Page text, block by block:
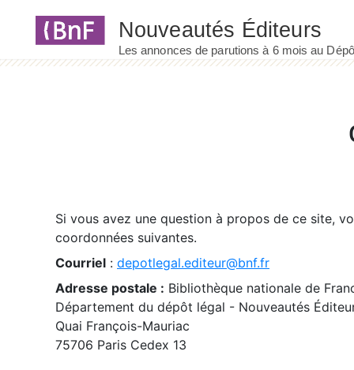
Si vous avez une question à propos de ce site,
coordonnées suivantes.
Courriel : depotlegal.editeur@bnf.fr
Adresse postale : Bibliothèque nationale de
Département du dépôt légal - Nouveautés
Quai François-Mauriac
75706 Paris Cedex 13